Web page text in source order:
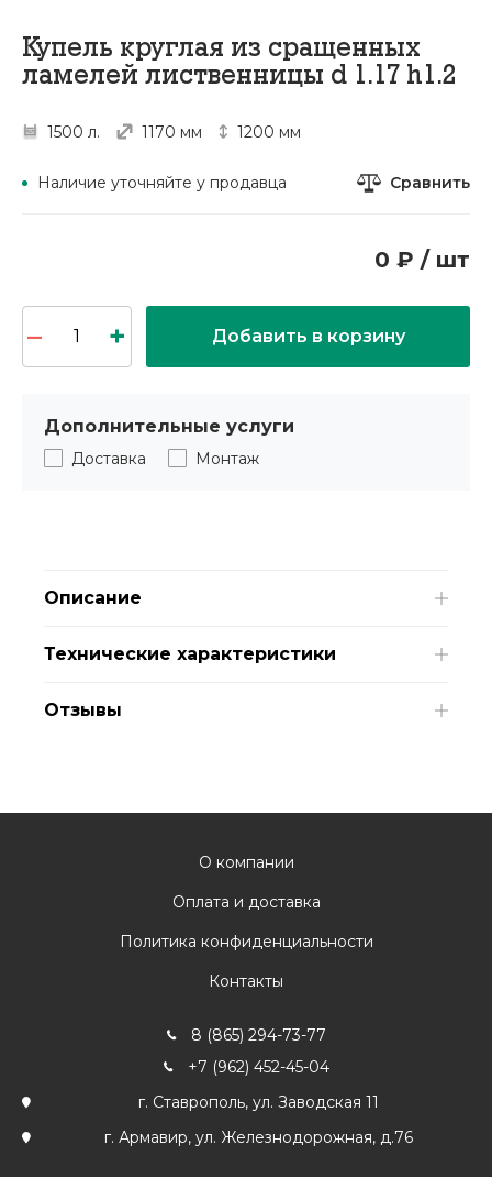
Купель круглая из сращенных
ламелей лиственницы d 1.17 h1.2
1500 л. 1170 мм 1200 мм
Наличие уточняйте у продавца Сравнить
0 ₽ / шт
Добавить в корзину
Дополнительные услуги
Доставка Монтаж
Описание
Технические характеристики
Отзывы
О компании
Оплата и доставка
Политика конфиденциальности
Контакты
8 (865) 294-73-77
+7 (962) 452-45-04
г. Ставрополь, ул. Заводская 11
г. Армавир, ул. Железнодорожная, д.76